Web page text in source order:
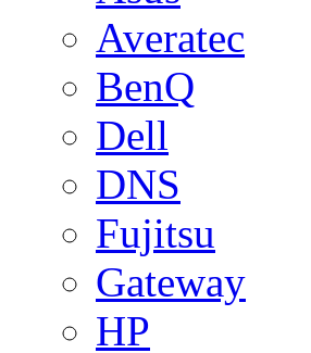
Averatec
BenQ
Dell
DNS
Fujitsu
Gateway
HP